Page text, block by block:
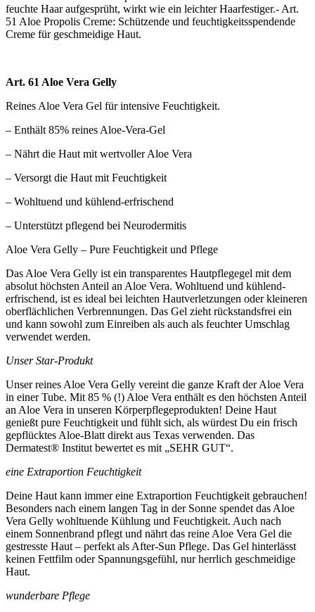
feuchte Haar aufgesprüht, wirkt wie ein leichter Haarfestiger.- Art.
51 Aloe Propolis Creme: Schützende und feuchtigkeitsspendende
Creme für geschmeidige Haut.
Art. 61 Aloe Vera Gelly
Reines Aloe Vera Gel für intensive Feuchtigkeit.
– Enthält 85% reines Aloe-Vera-Gel
– Nährt die Haut mit wertvoller Aloe Vera
– Versorgt die Haut mit Feuchtigkeit
– Wohltuend und kühlend-erfrischend
– Unterstützt pflegend bei Neurodermitis
Aloe Vera Gelly – Pure Feuchtigkeit und Pflege
Das Aloe Vera Gelly ist ein transparentes Hautpflegegel mit dem
absolut höchsten Anteil an Aloe Vera. Wohltuend und kühlend-
erfrischend, ist es ideal bei leichten Hautverletzungen oder kleineren
oberflächlichen Verbrennungen. Das Gel zieht rückstandsfrei ein
und kann sowohl zum Einreiben als auch als feuchter Umschlag
verwendet werden.
Unser Star-Produkt
Unser reines Aloe Vera Gelly vereint die ganze Kraft der Aloe Vera
in einer Tube. Mit 85 % (!) Aloe Vera enthält es den höchsten Anteil
an Aloe Vera in unseren Körperpflegeprodukten! Deine Haut
genießt pure Feuchtigkeit und fühlt sich, als würdest Du ein frisch
gepflücktes Aloe-Blatt direkt aus Texas verwenden. Das
Dermatest® Institut bewertet es mit „SEHR GUT“.
eine Extraportion Feuchtigkeit
Deine Haut kann immer eine Extraportion Feuchtigkeit gebrauchen!
Besonders nach einem langen Tag in der Sonne spendet das Aloe
Vera Gelly wohltuende Kühlung und Feuchtigkeit. Auch nach
einem Sonnenbrand pflegt und nährt das reine Aloe Vera Gel die
gestresste Haut – perfekt als After-Sun Pflege. Das Gel hinterlässt
keinen Fettfilm oder Spannungsgefühl, nur herrlich geschmeidige
Haut.
wunderbare Pflege